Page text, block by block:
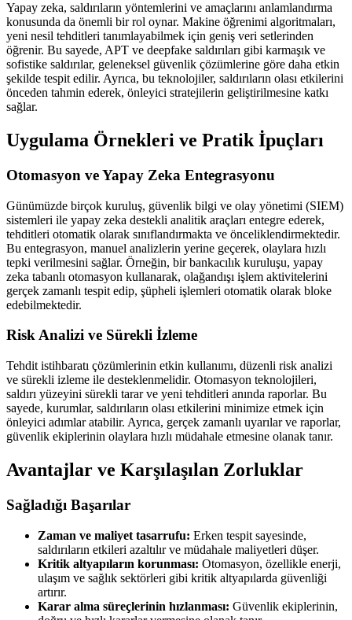
Yapay zeka, saldırıların yöntemlerini ve amaçlarını anlamlandırma
konusunda da önemli bir rol oynar. Makine öğrenimi algoritmaları,
yeni nesil tehditleri tanımlayabilmek için geniş veri setlerinden
öğrenir. Bu sayede, APT ve deepfake saldırıları gibi karmaşık ve
sofistike saldırılar, geleneksel güvenlik çözümlerine göre daha etkin
şekilde tespit edilir. Ayrıca, bu teknolojiler, saldırıların olası etkilerini
önceden tahmin ederek, önleyici stratejilerin geliştirilmesine katkı
sağlar.
Uygulama Örnekleri ve Pratik İpuçları
Otomasyon ve Yapay Zeka Entegrasyonu
Günümüzde birçok kuruluş, güvenlik bilgi ve olay yönetimi (SIEM)
sistemleri ile yapay zeka destekli analitik araçları entegre ederek,
tehditleri otomatik olarak sınıflandırmakta ve önceliklendirmektedir.
Bu entegrasyon, manuel analizlerin yerine geçerek, olaylara hızlı
tepki verilmesini sağlar. Örneğin, bir bankacılık kuruluşu, yapay
zeka tabanlı otomasyon kullanarak, olağandışı işlem aktivitelerini
gerçek zamanlı tespit edip, şüpheli işlemleri otomatik olarak bloke
edebilmektedir.
Risk Analizi ve Sürekli İzleme
Tehdit istihbaratı çözümlerinin etkin kullanımı, düzenli risk analizi
ve sürekli izleme ile desteklenmelidir. Otomasyon teknolojileri,
saldırı yüzeyini sürekli tarar ve yeni tehditleri anında raporlar. Bu
sayede, kurumlar, saldırıların olası etkilerini minimize etmek için
önleyici adımlar atabilir. Ayrıca, gerçek zamanlı uyarılar ve raporlar,
güvenlik ekiplerinin olaylara hızlı müdahale etmesine olanak tanır.
Avantajlar ve Karşılaşılan Zorluklar
Sağladığı Başarılar
Zaman ve maliyet tasarrufu: Erken tespit sayesinde,
saldırıların etkileri azaltılır ve müdahale maliyetleri düşer.
Kritik altyapıların korunması: Otomasyon, özellikle enerji,
ulaşım ve sağlık sektörleri gibi kritik altyapılarda güvenliği
artırır.
Karar alma süreçlerinin hızlanması: Güvenlik ekiplerinin,